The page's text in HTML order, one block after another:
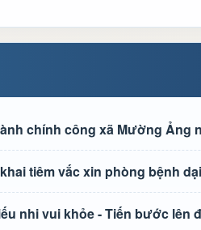
chính công xã Mường Ảng
tiêm vắc xin phòng bệnh
nhi vui khỏe - Tiến bước lên